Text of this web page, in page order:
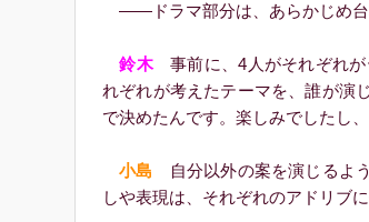
――ドラマ部分は、あらかじめ台
鈴木事前に、4人がそれぞれ
れぞれが考えたテーマを、誰が演
で決めたんです。楽しみでしたし、
小島 自分以外の案を演じるよ
しや表現は、それぞれのアドリブに